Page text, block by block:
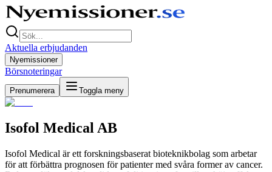
Aktuella erbjudanden
Nyemissioner
Börsnoteringar
Prenumerera Toggla meny
Isofol Medical AB
Isofol Medical är ett forskningsbaserat bioteknikbolag som arbetar
för att förbättra prognosen för patienter med svåra former av cancer.